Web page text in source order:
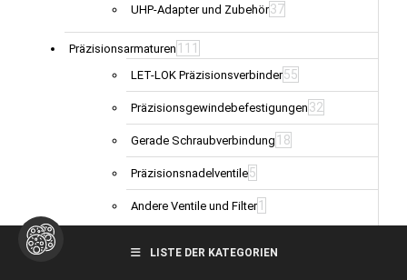
UHP-Adapter und Zubehör37
Präzisionsarmaturen 111
LET-LOK Präzisionsverbinder55
Präzisionsgewindebefestigungen 32
Gerade Schraubverbindung 18
Präzisionsnadelventile5
Andere Ventile und Filter 1
LISTE DER KATEGORIEN